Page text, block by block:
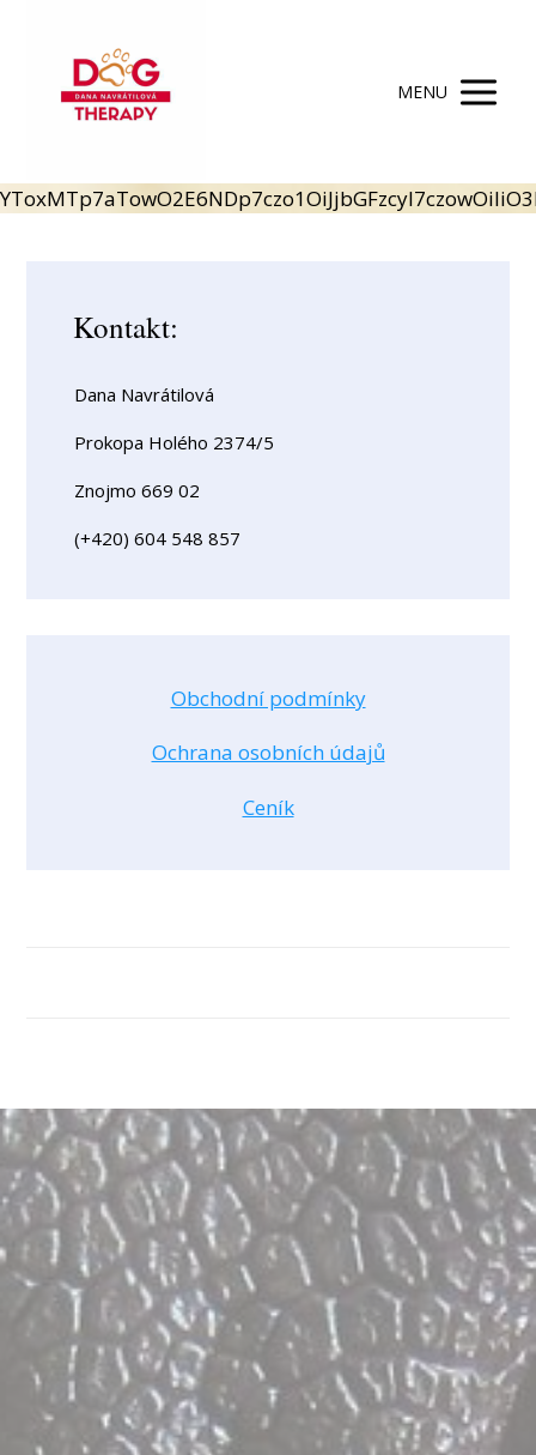
MENU
Kontakt:
Dana Navrátilová
Prokopa Holého 2374/5
Znojmo 669 02
(+420) 604 548 857
Obchodní podmínky
Ochrana osobních údajů
Ceník